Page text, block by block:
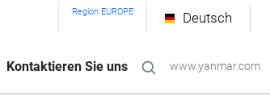
Region EUROPE Deutsch
Kontaktieren Sie uns www.yanmar.com